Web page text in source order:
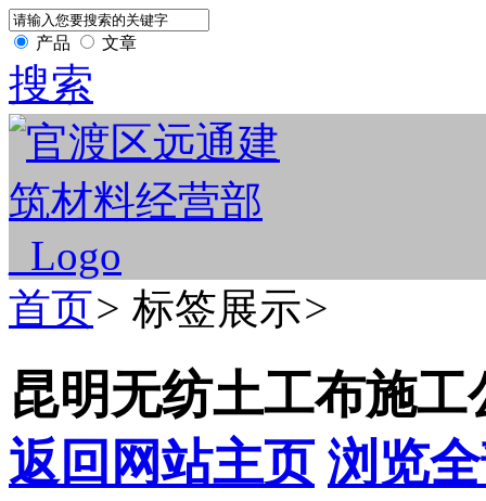
产品 文章
搜索
首页> 标签展示>
昆明无纺土工布施工
返回网站主页 浏览